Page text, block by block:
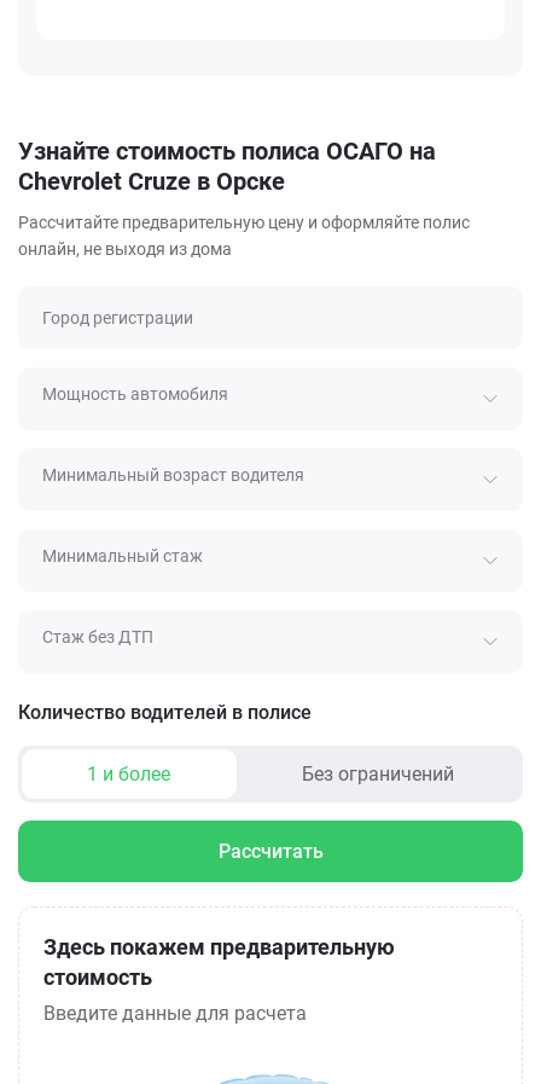
Узнайте стоимость полиса ОСАГО на
Chevrolet Cruze в Орске
Рассчитайте предварительную цену и оформляйте полис
онлайн, не выходя из дома
Город регистрации
Мощность автомобиля
Минимальный возраст водителя
Минимальный стаж
Стаж без ДТП
Количество водителей в полисе
1 и более Без ограничений
Рассчитать
Здесь покажем предварительную
стоимость
Введите данные для расчета